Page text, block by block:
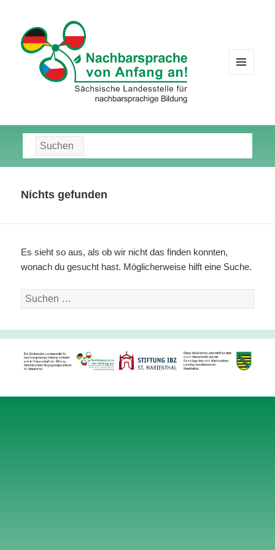
Suche
nach:
Nichts gefunden
Es sieht so aus, als ob wir nicht das finden konnten,
wonach du gesucht hast. Möglicherweise hilft eine Suche.
Suche
nach: